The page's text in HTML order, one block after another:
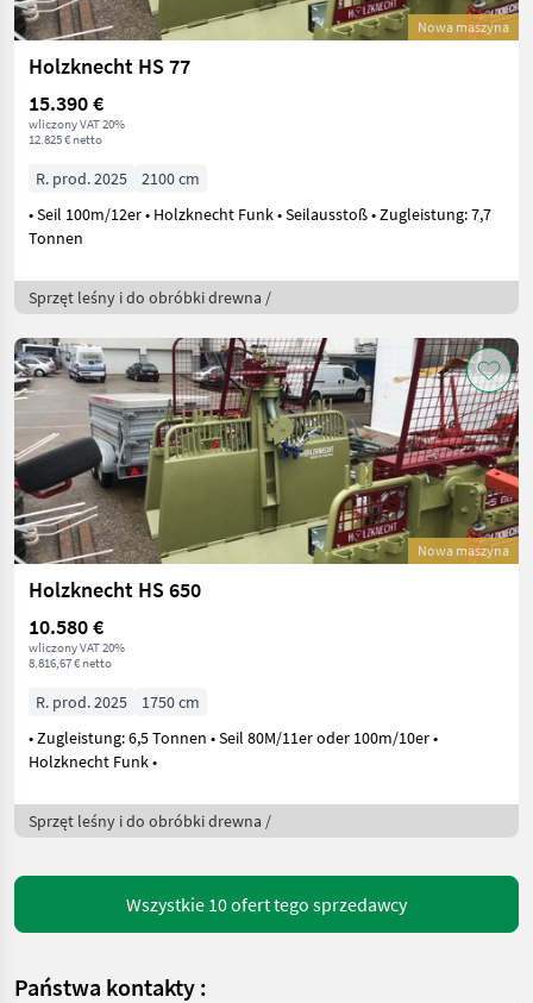
Nowa maszyna
Holzknecht HS 77
15.390 €
wliczony VAT 20%
12.825 € netto
R. prod. 2025
2100 cm
• Seil 100m/12er • Holzknecht Funk • Seilausstoß • Zugleistung: 7,7
Tonnen
Sprzęt leśny i do obróbki drewna /
Nowa maszyna
Holzknecht HS 650
10.580 €
wliczony VAT 20%
8.816,67 € netto
R. prod. 2025
1750 cm
• Zugleistung: 6,5 Tonnen • Seil 80M/11er oder 100m/10er •
Holzknecht Funk •
Sprzęt leśny i do obróbki drewna /
Wszystkie 10 ofert tego sprzedawcy
Państwa kontakty :